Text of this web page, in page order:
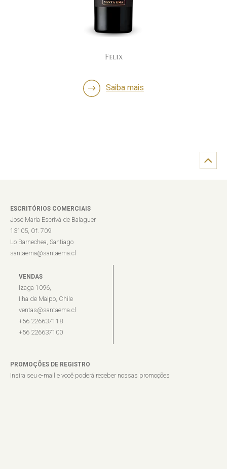
Saiba mais
ESCRITÓRIOS COMERCIAIS
José María Escrivá de Balaguer
13105, Of. 709
Lo Barnechea, Santiago
santaema@santaema.cl
VENDAS
Izaga 1096,
Ilha de Maipo, Chile
ventas@santaema.cl
+56 226637118
+56 226637100
PROMOÇÕES DE REGISTRO
Insira seu e-mail e você poderá receber nossas promoções